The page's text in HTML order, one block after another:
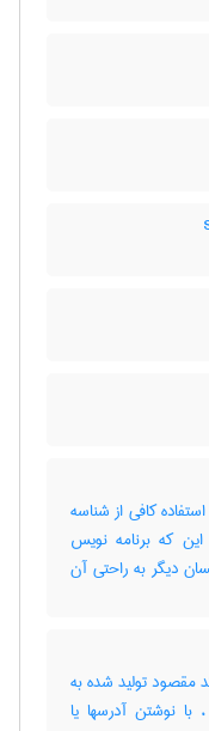
کافی از شناسه
که برنامه نویس
دیگر به راحتی آن
مقصود تولید شده به
با نوشتن آدرسها یا